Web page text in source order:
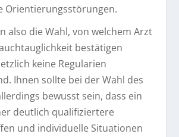
Orientierungsstörungen.
also die Wahl, von welchem Arzt
bestätigen
keine Regularien
Ihnen sollte bei der Wahl des
bewusst sein, dass ein
deutlich qualifiziertere
und individuelle Situationen